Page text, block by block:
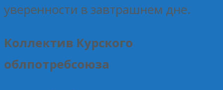
уверенности в завтрашнем дне.
Коллектив Курского
облпотребсоюза